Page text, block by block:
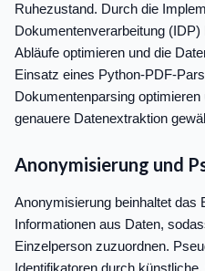
Ruhezustand. Durch die
Dokumentenverarbeitung
Abläufe optimieren und die
Einsatz eines Python-PDF-
Dokumentenparsing
genauere Datenextraktion
Anonymisierung und
Anonymisierung beinhaltet das
Informationen aus Daten,
Einzelperson zuzuordnen.